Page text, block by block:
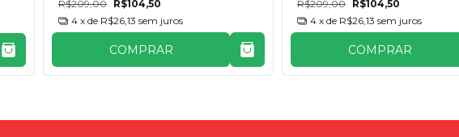
R$209,00 R$104,50
4 x de R$26,13 sem juros
COMPRAR
R$209,00 R$104,50
4 x de R$26,13 sem juros
COMPRAR